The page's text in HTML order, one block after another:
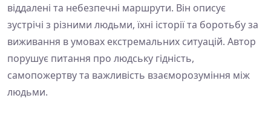
віддалені та небезпечні маршрути. Він описує
зустрічі з різними людьми, їхні історії та боротьбу за
виживання в умовах екстремальних ситуацій. Автор
порушує питання про людську гідність,
самопожертву та важливість взаєморозуміння між
людьми.